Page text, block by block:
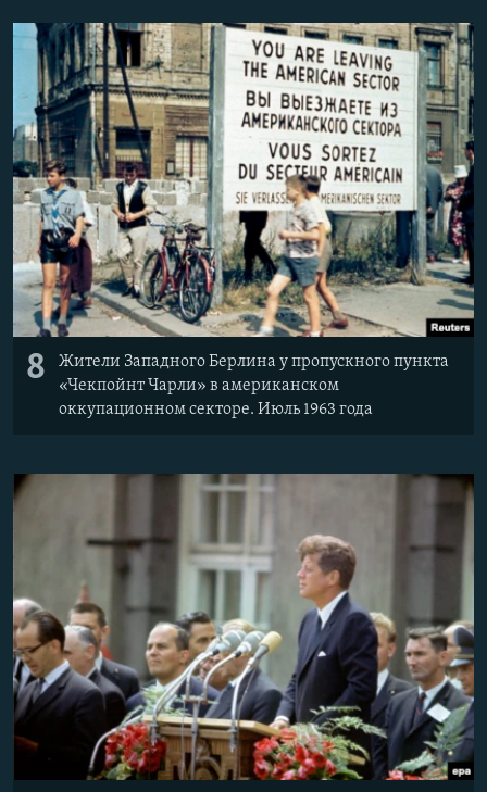
8
Жители Западного Берлина у пропускного пункта
«Чекпойнт Чарли» в американском
оккупационном секторе. Июль 1963 года